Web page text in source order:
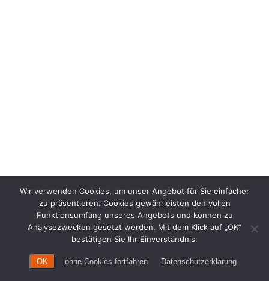
Wir verwenden Cookies, um unser Angebot für Sie einfacher
zu präsentieren. Cookies gewährleisten den vollen
Funktionsumfang unseres Angebots und können zu
Analysezwecken gesetzt werden. Mit dem Klick auf „OK“
bestätigen Sie Ihr Einverständnis.
OK ohne Cookies fortfahren Datenschutzerklärung